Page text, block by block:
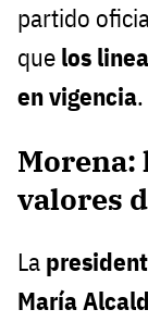
partido
que los
en vigencia.
Morena:
valores
La
María